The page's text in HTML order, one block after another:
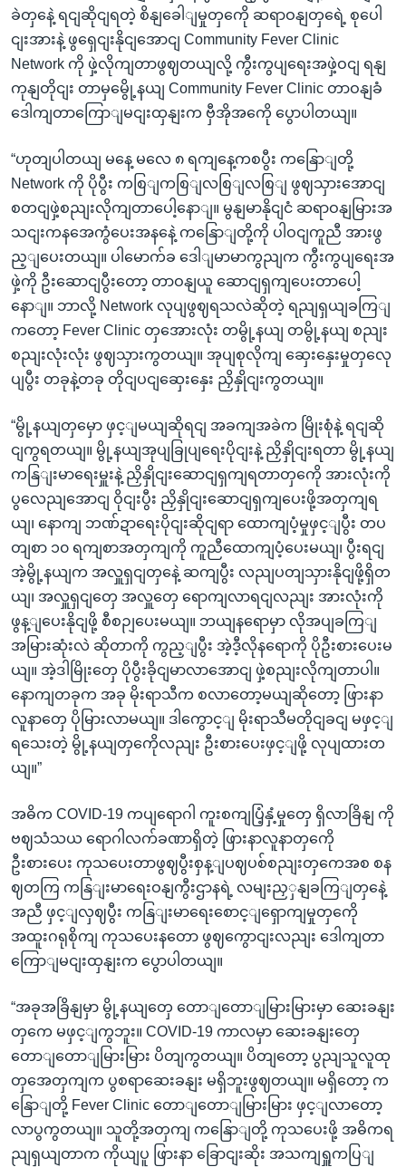
ခဲတှနေဲ့ ရငျဆိုငျရတဲ့ စိနျခေါျမှုတှကေို ဆရာဝနျတှရေဲ့ စုပေါ
ငျးအားနဲ့ ဖွရှေငျးနိုငျအောငျ Community Fever Clinic
Network ကို ဖှဲ့လိုကျတာဖွဈတယျလို့ ကွီးကွပျရေးအဖှဲ့ဝငျ ရနျ
ကုနျတိုငျး တာမှမွေို့နယျ Community Fever Clinic တာဝနျခံ
ဒေါကျတာကြောျမငျးထှနျးက ဗှီအိုအကေို ပွောပါတယျ။
“ဟုတျပါတယျ မနေ့ မလေ ၈ ရကျနေ့ကစပွီး ကနြောျတို့
Network ကို ပိုပွီး ကစြျကစြျလစြျလစြျ ဖွဈသှားအောငျ
စတငျဖှဲ့စညျးလိုကျတာပေါ့နောျ။ မွနျမာနိုငျငံ ဆရာဝနျမြားအ
သငျးကနအေကွံပေးအနနေဲ့ ကနြောျတို့ကို ပါဝငျကူညီ အားဖွ
ည့ျပေးတယျ။ ပါမောက်ခ ဒေါျမာမာကွညျက ကွီးကွပျရေးအ
ဖှဲ့ကို ဦးဆောငျပွီးတော့ တာဝနျယူ ဆောငျရှကျပေးတာပေါ့
နောျ။ ဘာလို့ Network လုပျဖွဈရသလဲဆိုတဲ့ ရညျရှယျခကြျ
ကတော့ Fever Clinic တှအေားလုံး တမွို့နယျ တမွို့နယျ စညျး
စညျးလုံးလုံး ဖွဈသှားကွတယျ။ အုပျစုလိုကျ ဆှေးနှေးမှုတှလေု
ပျပွီး တခုနဲ့တခု တိုငျပငျဆှေးနှေး ညှိနှိုငျးကွတယျ။
“မွို့နယျတှမှော ဖှင့ျမယျဆိုရငျ အခကျအခဲက မြိုးစုံနဲ့ ရငျဆို
ငျကွရတယျ။ မွို့နယျအုပျခြုပျရေးပိုငျးနဲ့ ညှိနှိုငျးရတာ မွို့နယျ
ကနြျးမာရေးမှူးနဲ့ ညှိနှိုငျးဆောငျရှကျရတာတှကေို အားလုံးကို
ပွလေညျအောငျ ဝိုငျးပွီး ညှိနှိုငျးဆောငျရှကျပေးဖို့အတှကျရ
ယျ၊ နောကျ ဘဏ်ဍာရေးပိုငျးဆိုငျရာ ထောကျပံ့မှုဖှင့ျပွီး တပ
တျစာ ၁၀ ရကျစာအတှကျကို ကူညီထောကျပံ့ပေးမယျ၊ ပွီးရငျ
အဲ့မွို့နယျက အလှူရှငျတှနေဲ့ ဆကျပွီး လညျပတျသှားနိုငျဖို့ရှိတ
ယျ၊ အလှူရှငျတှေ အလှူတှေ ရောကျလာရငျလညျး အားလုံးကို
ဖွန့ျပေးနိုငျဖို့ စီစဉျပေးမယျ။ ဘယျနရောမှာ လိုအပျခကြျ
အမြားဆုံးလဲ ဆိုတာကို ကွည့ျပွီး အဲ့ဒီ့လိုနရောကို ပိုဦးစားပေးမ
ယျ။ အဲ့ဒါမြိုးတှေ ပိုပွီးခိုငျမာလာအောငျ ဖှဲ့စညျးလိုကျတာပါ။
နောကျတခုက အခု မိုးရာသီက စလာတော့မယျဆိုတော့ ဖြားနာ
လူနာတှေ ပိုမြားလာမယျ။ ဒါကွောင့ျ မိုးရာသီမတိုငျခငျ မဖှင့ျ
ရသေးတဲ့ မွို့နယျတှကေိုလညျး ဦးစားပေးဖှင့ျဖို့ လုပျထားတ
ယျ။”
အဓိက COVID-19 ကပျရောဂါ ကူးစကျပြံ့နှံ့မှုတှေ ရှိလာခြိနျ ကို
ဗဈသံသယ ရောဂါလက်ခဏာရှိတဲ့ ဖြားနာလူနာတှကေို
ဦးစားပေး ကုသပေးတာဖွဈပွီးစှန့ျပဈပစ်စညျးတှကေအစ စန
ဈတကြ ကနြျးမာရေးဝနျကွီးဌာနရဲ့ လမျးညှှနျခကြျတှနေဲ့
အညီ ဖှင့ျလှဈပွီး ကနြျးမာရေးစောင့ျရှောကျမှုတှကေို
အထူးဂရုစိုကျ ကုသပေးနတော ဖွဈကွောငျးလညျး ဒေါကျတာ
ကြောျမငျးထှနျးက ပွောပါတယျ။
“အခုအခြိနျမှာ မွို့နယျတှေ တောျတောျမြားမြားမှာ ဆေးခနျး
တှကေ မဖှင့ျကွဘူး။ COVID-19 ကာလမှာ ဆေးခနျးတှေ
တောျတောျမြားမြား ပိတျကွတယျ။ ပိတျတော့ ပွညျသူလူထု
တှအေတှကျက ပွစရာဆေးခနျး မရှိဘူးဖွဈတယျ။ မရှိတော့ က
နြောျတို့ Fever Clinic တောျတောျမြားမြား ဖှင့ျလာတော့
လာပွကွတယျ။ သူတို့အတှကျ ကနြောျတို့ ကုသပေးဖို့ အဓိကရ
ညျရှယျတာက ကိုယျပူ ဖြားနာ ခြောငျးဆိုး အသကျရှူကပြျ